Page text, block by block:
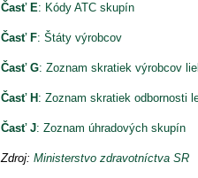
Časť E: Kódy ATC skupín
Časť F: Štáty výrobcov
Časť G: Zoznam skratiek výrobcov
Časť H : Zoznam skratiek odbornosti
Časť J: Zoznam úhradových skupín
Zdroj: Ministerstvo zdravotníctva SR